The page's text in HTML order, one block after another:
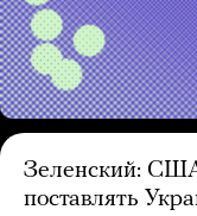
Зеленский:
поставлять